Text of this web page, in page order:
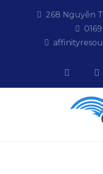
268 Nguyễn